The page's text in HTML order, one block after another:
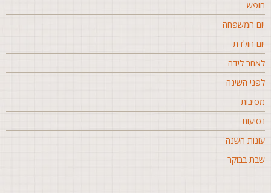
המשפחה
הולדת
לידה
השינה
השנה
בבוקר